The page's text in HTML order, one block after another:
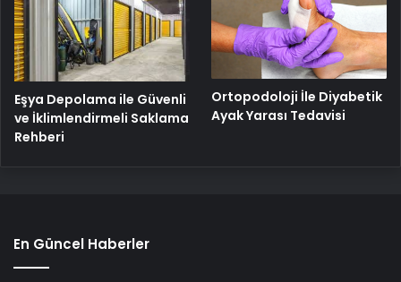
Eşya Depolama ile Güvenli
ve İklimlendirmeli Saklama
Rehberi
Ortopodoloji İle Diyabetik
Ayak Yarası Tedavisi
En Güncel Haberler